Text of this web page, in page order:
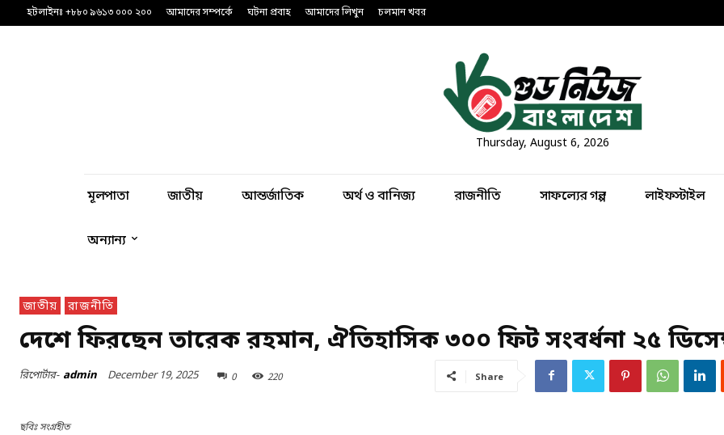
হটলাইনঃ +৮৮০ ৯৬১৩ ০০০ ২০০ আমাদের সম্পর্কে ঘটনা প্রবাহ আমাদের লিখুন চলমান খবর
Thursday, August 6, 2026
মূলপাতা জাতীয় আন্তর্জাতিক অর্থ ও বানিজ্য রাজনীতি সাফল্যের গল্প লাইফস্টাইল
অন্যান্য
জাতীয় রাজনীতি
দেশে ফিরছেন তারেক রহমান, ঐতিহাসিক ৩০০ ফিট সংবর্ধনা ২৫
রিপোর্টার- admin December 19, 2025 0 220 Share
ছবিঃ সংগ্রহীত